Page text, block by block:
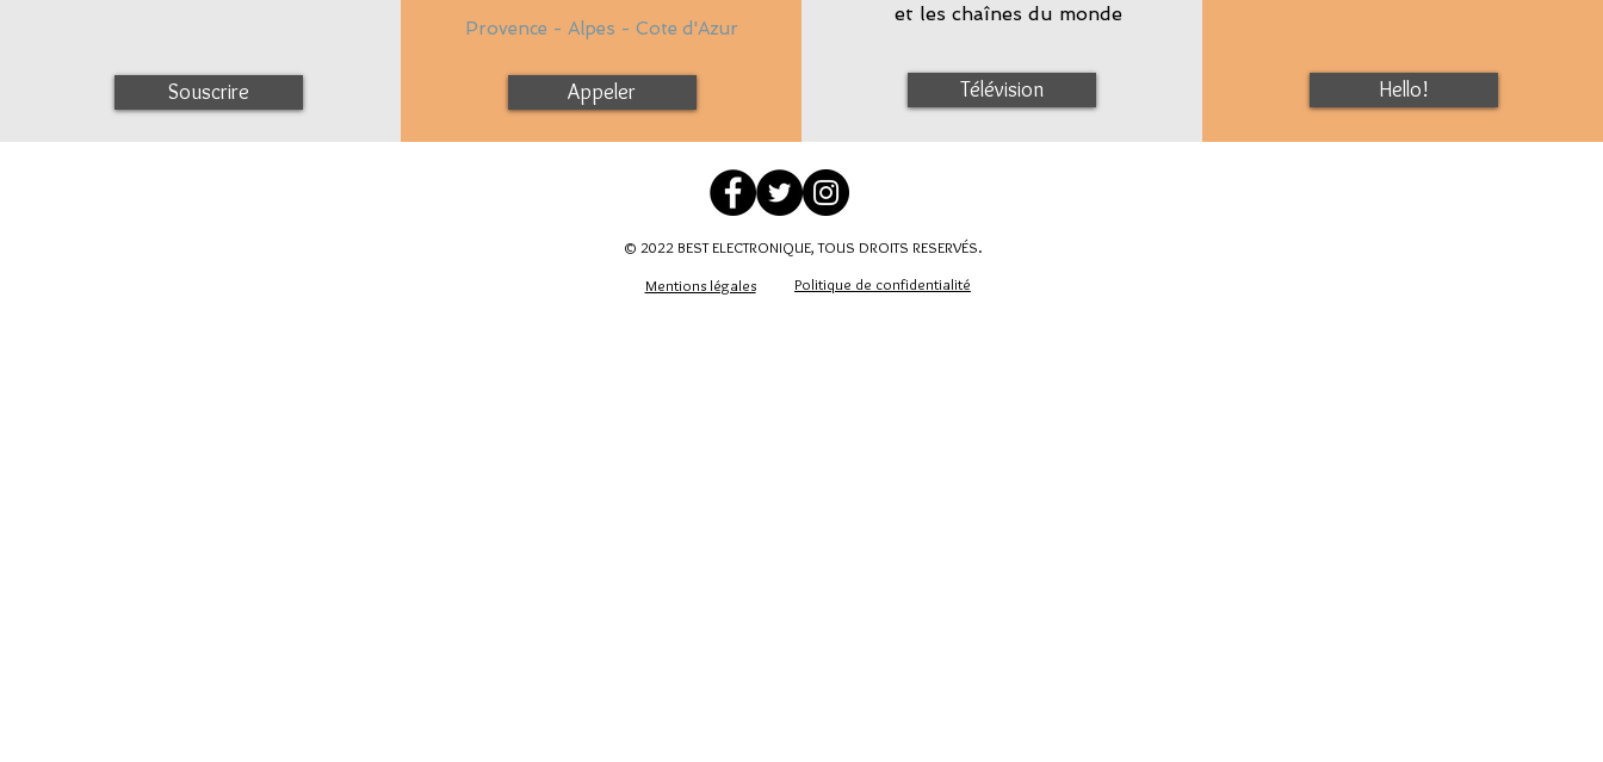
Souscrire
Provence - Alpes - Cote d'Azur
Appeler
et les chaînes du monde
Télévision Hello!
© 2022 BEST ELECTRONIQUE, TOUS DROITS RESERVÉS.
Mentions légales
Politique de confidentialité